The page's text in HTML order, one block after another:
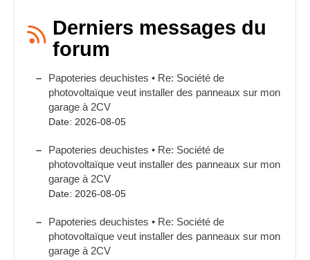
Derniers messages du
forum
Papoteries deuchistes • Re: Société de
photovoltaïque veut installer des panneaux sur mon
garage à 2CV
Date: 2026-08-05
Papoteries deuchistes • Re: Société de
photovoltaïque veut installer des panneaux sur mon
garage à 2CV
Date: 2026-08-05
Papoteries deuchistes • Re: Société de
photovoltaïque veut installer des panneaux sur mon
garage à 2CV